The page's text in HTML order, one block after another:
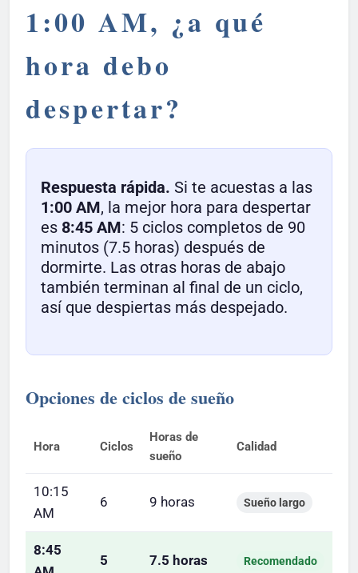
1:00 AM, ¿a qué
hora debo
despertar?
Respuesta rápida. Si te acuestas a las
1:00 AM, la mejor hora para despertar
es 8:45 AM: 5 ciclos completos de 90
minutos (7.5 horas) después de
dormirte. Las otras horas de abajo
también terminan al final de un ciclo,
así que despiertas más despejado.
Opciones de ciclos de sueño
Hora Ciclos
Horas de
sueño
Calidad
10:15
AM
6 9 horas Sueño largo
8:45
5 7.5 horas Recomendado